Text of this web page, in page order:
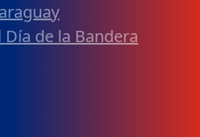
de la Bandera